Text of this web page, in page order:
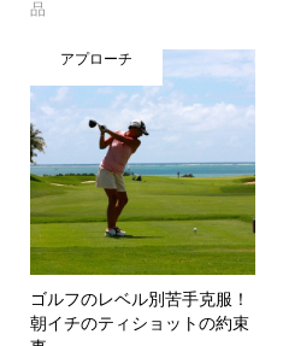
品
アプローチ
ゴルフのレベル別苦手克服！
朝イチのティショットの約束